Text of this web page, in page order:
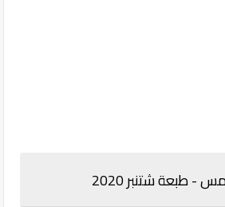
- طبعة شتنبر 2020